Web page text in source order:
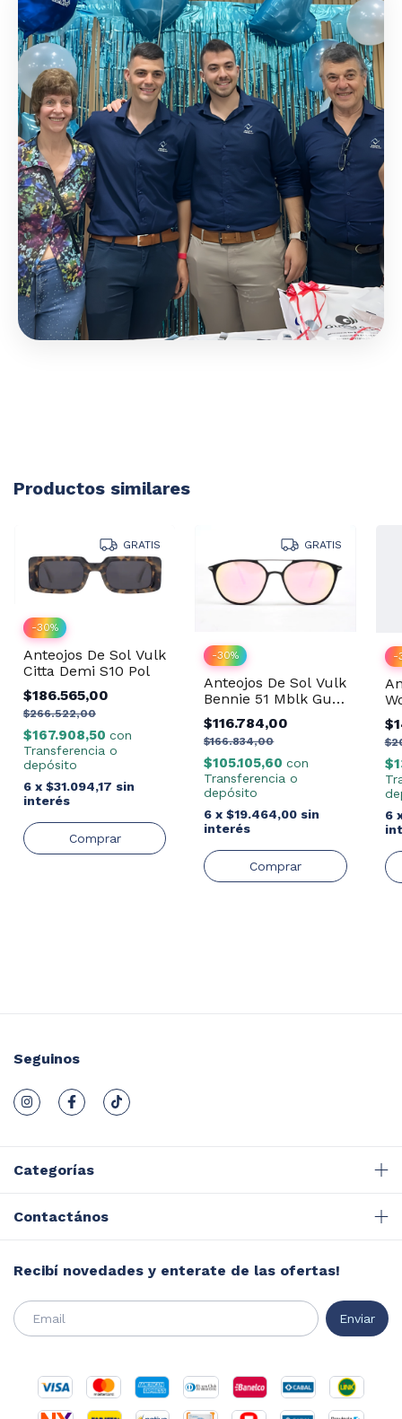
Productos similares
GRATIS
-30%
Anteojos De Sol Vulk
Citta Demi S10 Pol
$186.565,00
$266.522,00
$167.908,50 con
Transferencia o
depósito
6 x $31.094,17 sin
interés
GRATIS
-30%
Anteojos De Sol Vulk
Bennie 51 Mblk Gun
Revo Rose
$116.784,00
$166.834,00
$105.105,60con
Transferencia o
depósito
6 x$19.464,00 sin
interés
-
6
Seguinos
Categorías
Contactános
Recibí novedades y enterate de las ofertas!